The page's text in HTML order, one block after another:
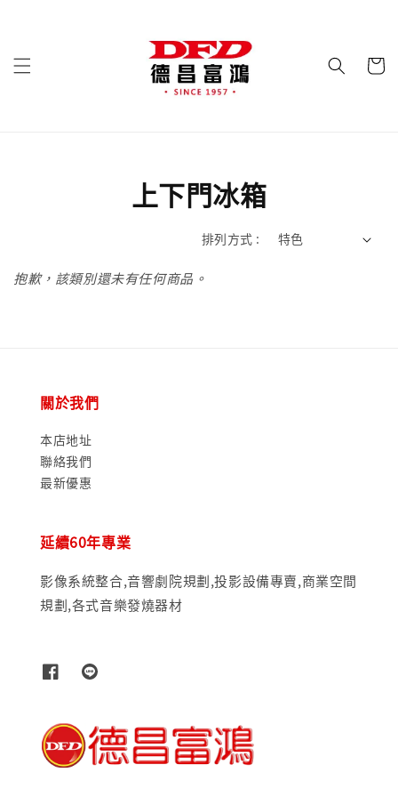
上下門冰箱
排列方式 :
抱歉，該類別還未有任何商品。
關於我們
本店地址
聯絡我們
最新優惠
延續60年專業
影像系統整合,音響劇院規劃,投影設備專賣,商業空間
規劃,各式音樂發燒器材